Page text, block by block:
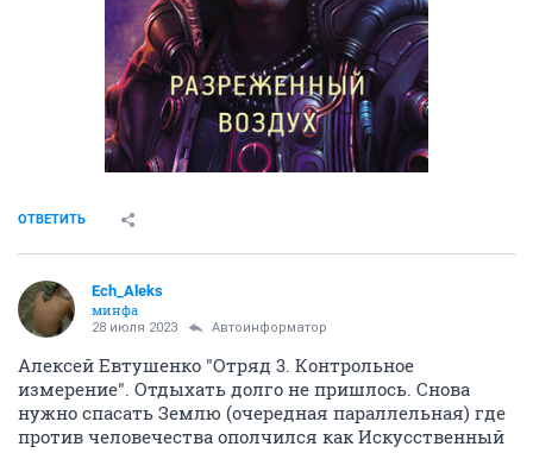
ОТВЕТИТЬ
Ech_Aleks
минфа
28 июля 2023 Автоинформатор
Алексей Евтушенко "Отряд 3. Контрольное
измерение". Отдыхать долго не пришлось. Снова
нужно спасать Землю (очередная параллельная) где
против человечества ополчился как Искусственный